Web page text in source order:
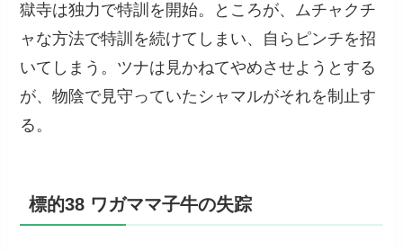
獄寺は独力で特訓を開始。ところが、ムチャクチ
ャな方法で特訓を続けてしまい、自らピンチを招
いてしまう。ツナは見かねてやめさせようとする
が、物陰で見守っていたシャマルがそれを制止す
る。
標的38 ワガママ子牛の失踪